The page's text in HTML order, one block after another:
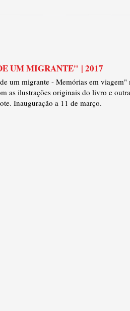
UM MIGRANTE" | 2017
um migrante - Memórias em viagem"
as ilustrações originais do livro e
Inauguração a 11 de março.